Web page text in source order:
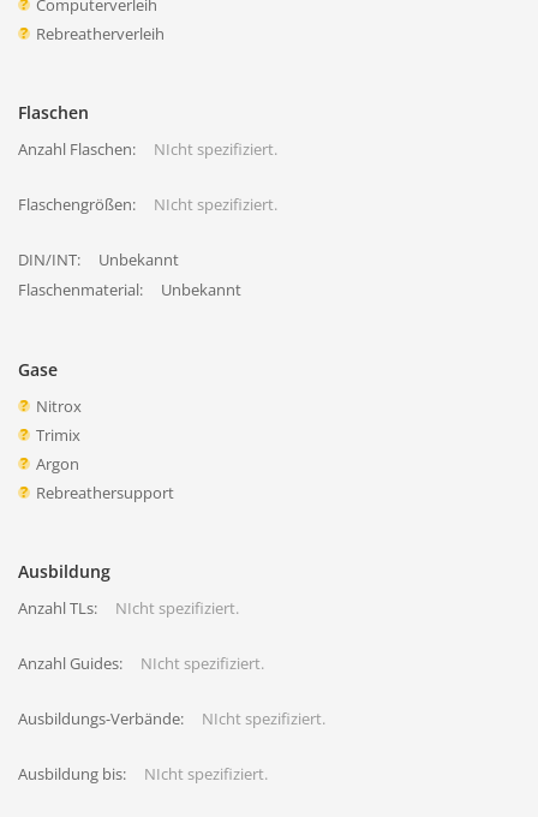
Computerverleih
Rebreatherverleih
Flaschen
Anzahl Flaschen: NIcht spezifiziert.
Flaschengrößen: NIcht spezifiziert.
DIN/INT:
Unbekannt
Flaschenmaterial:
Unbekannt
Gase
Nitrox
Trimix
Argon
Rebreathersupport
Ausbildung
Anzahl TLs: NIcht spezifiziert.
Anzahl Guides: NIcht spezifiziert.
Ausbildungs-Verbände: NIcht spezifiziert.
Ausbildung bis: NIcht spezifiziert.